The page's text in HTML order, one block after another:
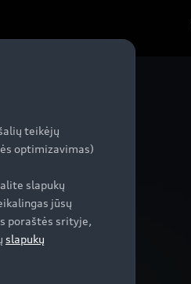
teikėjų
optimizavimas)
slapukų
jūsų
poraštės srityje,
slapukų